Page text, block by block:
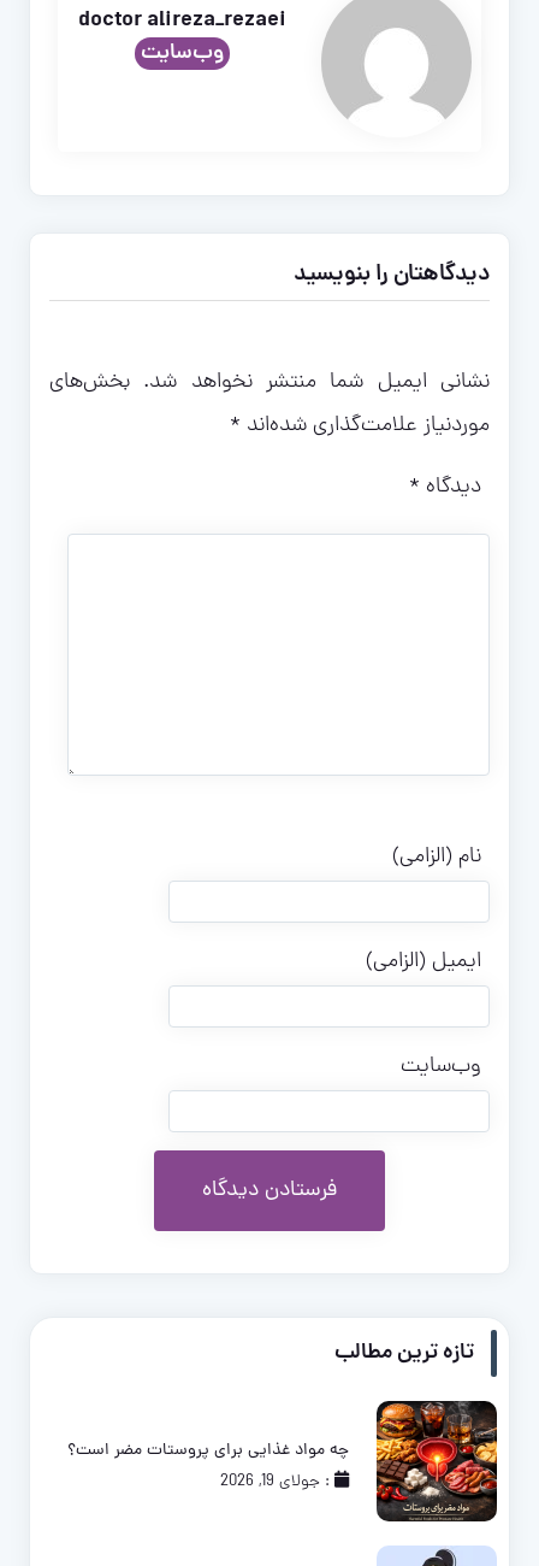
doctor alireza_rezaei
وب‌سایت
دیدگاهتان را بنویسید
نشانی ایمیل شما منتشر نخواهد شد. بخش‌های
موردنیاز علامت‌گذاری شده‌اند *
دیدگاه *
نام (الزامی)
ایمیل (الزامی)
وب‌سایت
تازه ترین مطالب
چه مواد غذایی برای پروستات مضر است؟
: جولای 19, 2026